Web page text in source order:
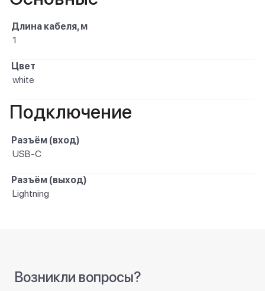
Длина кабеля, м
1
Цвет
white
Подключение
Разъём (вход)
USB-C
Разъём (выход)
Lightning
Возникли вопросы?